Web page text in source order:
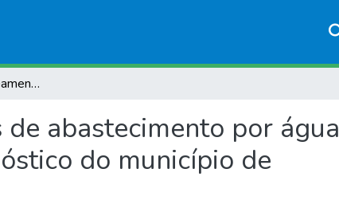
Programa de recenseamento de fontes de abastecimento por água subterrânea no estado do Ceará: diagnóstico do município de Guaramiranga
abastecimento por água
do município de